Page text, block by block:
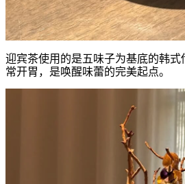
迎宾茶使用的是五味子为基底的韩
常开胃，是唤醒味蕾的完美起点。